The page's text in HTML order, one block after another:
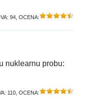
94 , OCENA:
nuklearnu probu:
110 , OCENA: